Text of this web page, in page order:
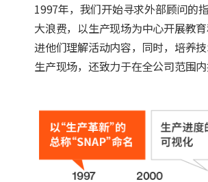
1997年，我们开始寻求外部顾问
大浪费，以生产现场为中心开展教
进他们理解活动内容，同时，培养
生产现场，还致力于在全公司范围